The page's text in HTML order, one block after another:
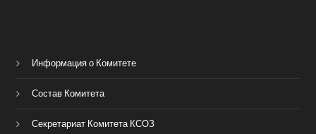
Информация о Комитете
Состав Комитета
Секретариат Комитета КСОЗ